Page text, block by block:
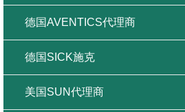
德国AVENTICS代理商
德国SICK施克
美国SUN代理商